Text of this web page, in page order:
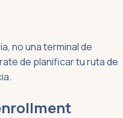
no una terminal de
de planificar tu ruta de